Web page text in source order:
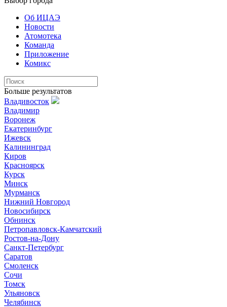
Об ИЦАЭ
Новости
Атомотека
Команда
Приложение
Комикс
Больше результатов
Владивосток
Владимир
Воронеж
Екатеринбург
Ижевск
Калининград
Киров
Красноярск
Курск
Минск
Мурманск
Нижний Новгород
Новосибирск
Обнинск
Петропавловск-Камчатский
Ростов-на-Дону
Санкт-Петербург
Саратов
Смоленск
Сочи
Томск
Ульяновск
Челябинск